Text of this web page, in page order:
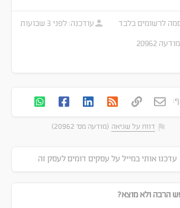
לרשומים בלבד עודכנה:לפני 3 שבועות
דווח על שגיאה (מודעה מס' 20962)
עדכנו אותי במייל על עסקים דומים לעסק זה
הרבה ולא מוצא?